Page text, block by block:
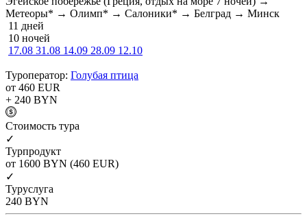
Метеоры* → Олимп* → Салоники* → Белград → Минск
11 дней
10 ночей
17.08 31.08 14.09 28.09 12.10
Туроператор: Голубая птица
от 460 EUR
+ 240 BYN
Cтоимость тура
✓
Турпродукт
от 1600 BYN (460 EUR)
✓
Туруслуга
240 BYN